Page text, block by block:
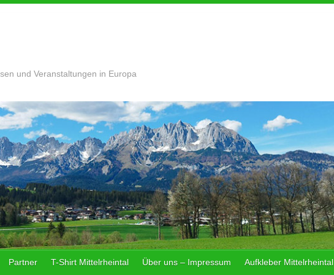
und Veranstaltungen in Europa
Partner T-Shirt Mittelrheintal Über uns – Impressum Aufkleber Mittelrheintal